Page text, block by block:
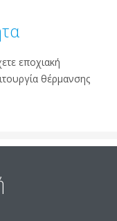
εποχιακή
θέρμανσης